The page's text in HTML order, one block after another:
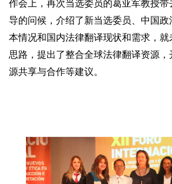
作会上，再次当选委员的葛亚军教授
导的问候，介绍了新当选委员、中国
本情况和国内法律翻译现状和需求，就
思路，提出了整合全球法律翻译资源
源共享与合作等建议。